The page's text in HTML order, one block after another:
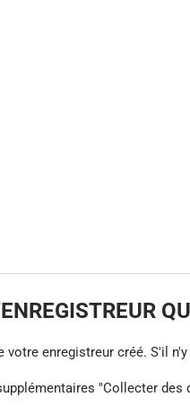
enregistreur créé. S'il
"Collecter